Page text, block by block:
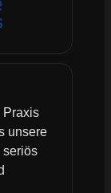
Praxis
unsere
seriös